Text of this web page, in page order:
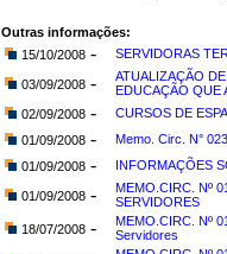
Outras informações:
15/10/2008- SERVIDORAS
03/09/2008-
ATUALIZAÇÃO
EDUCAÇÃO QUE
02/09/2008-
CURSOS DE
01/09/2008-
Memo. Circ. N°
01/09/2008- INFORMAÇÕES
01/09/2008-
MEMO.CIRC. Nº
SERVIDORES
18/07/2008-
MEMO.CIRC. Nº
Servidores